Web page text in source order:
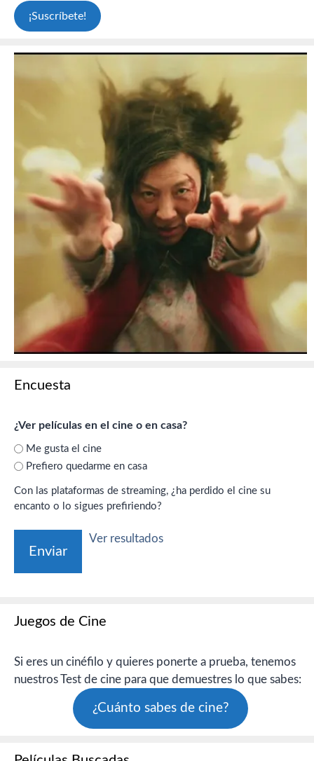
Encuesta
¿Ver películas en el cine o en casa?
Me gusta el cine
Prefiero quedarme en casa
Con las plataformas de streaming, ¿ha perdido el cine su
encanto o lo sigues prefiriendo?
Ver resultados
Juegos de Cine
Si eres un cinéfilo y quieres ponerte a prueba, tenemos
nuestros Test de cine para que demuestres lo que sabes:
¿Cuánto sabes de cine?